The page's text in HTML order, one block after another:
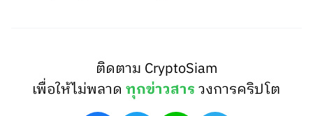
ติดตาม CryptoSiam
เพื่อให้ไม่พลาดทุกข่าวสารวงการคริปโต